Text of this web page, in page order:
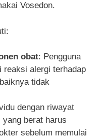
Vosedon.
obat: Pengguna
reaksi alergi terhadap
tidak
dengan riwayat
berat harus
sebelum memulai